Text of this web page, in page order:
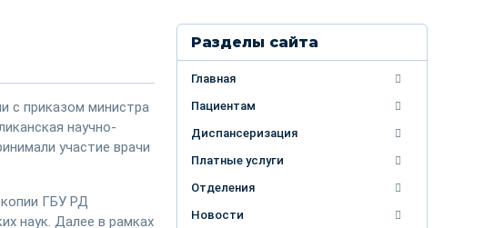
с приказом министра
научно-
участие врачи
ГБУ РД
наук. Далее в рамках
Разделы сайта
Главная
Пациентам
Диспансеризация
Платные услуги
Отделения
Новости